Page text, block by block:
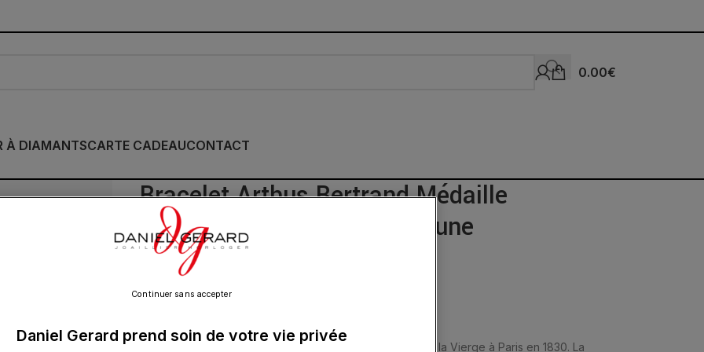
0.00€
À DIAMANTSCARTE CADEAUCONTACT
Bracelet Arthus Bertrand Médaille
Miraculeuse Bleu Roi Or Jaune
795.00
La médaille miraculeuse a été inspirée par l’apparition de la Vierge à Paris en 1830. La
Daniel Gerard prend soin de votre vie privée
Continuer sans accepter